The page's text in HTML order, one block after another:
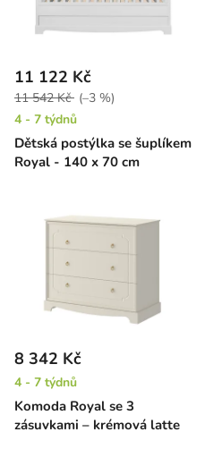
ů
o
d
u
k
Dětská postýlka se šuplíkem
Royal - 140 x 70 cm
11 122 Kč
11 542 Kč (–3 %)
4 - 7 týdnů
Komoda Royal se 3
zásuvkami – krémová latte
8 342 Kč
4 - 7 týdnů